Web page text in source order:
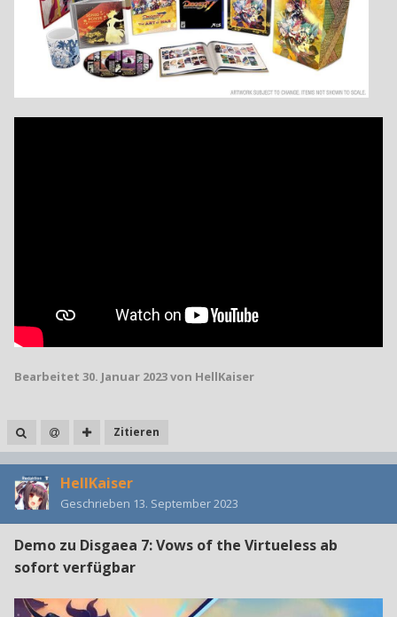
Bearbeitet 30. Januar 2023von HellKaiser
Zitieren
HellKaiser
Geschrieben 13. September 2023
Demo zu Disgaea 7: Vows of the Virtueless ab
sofort verfügbar